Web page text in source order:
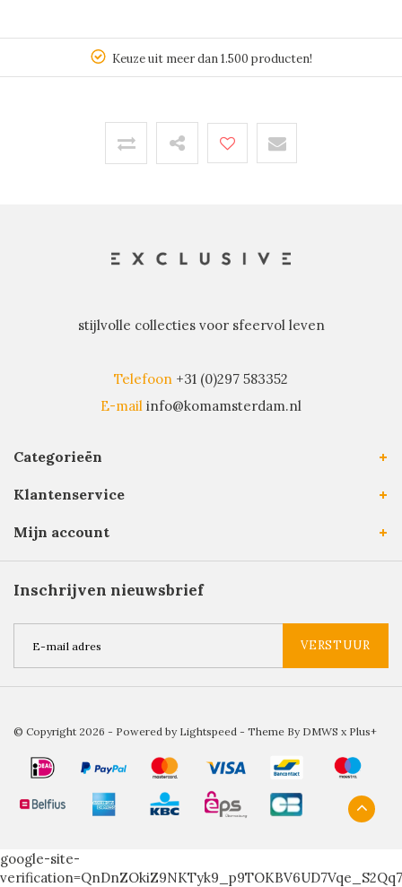
Keuze uit meer dan 1.500 producten!
stijlvolle collecties voor sfeervol leven
Telefoon +31 (0)297 583352
E-mail info@komamsterdam.nl
Categorieën
Klantenservice
Mijn account
Inschrijven nieuwsbrief
VERSTUUR
© Copyright 2026 - Powered by Lightspeed - Theme By DMWS x Plus+
google-site-